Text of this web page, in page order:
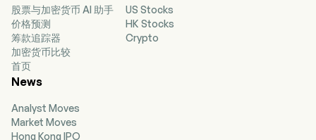
股票与加密货币 AI 助手
价格预测
筹款追踪器
加密货币比较
首页
US Stocks
HK Stocks
Crypto
News
Analyst Moves
Market Moves
Hong Kong IPO